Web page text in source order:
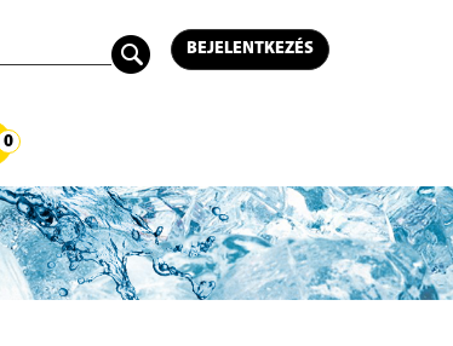
BEJELENTKEZÉS
0